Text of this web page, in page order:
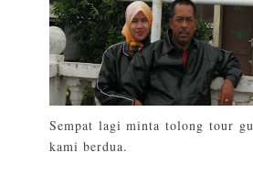
Sempat lagi minta tolong tour
kami berdua.